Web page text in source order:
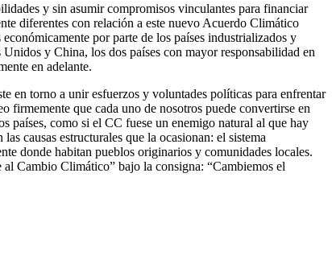
y sin asumir compromisos vinculantes para financiar
diferentes con relación a este nuevo Acuerdo Climático
por parte de los países industrializados y
y China, los dos países con mayor responsabilidad en
en adelante.
en torno a unir esfuerzos y voluntades políticas para enfrentar
firmemente que cada uno de nosotros puede convertirse en
países, como si el CC fuese un enemigo natural al que hay
causas estructurales que la ocasionan: el sistema
donde habitan pueblos originarios y comunidades locales.
Cambio Climático” bajo la consigna: “Cambiemos el